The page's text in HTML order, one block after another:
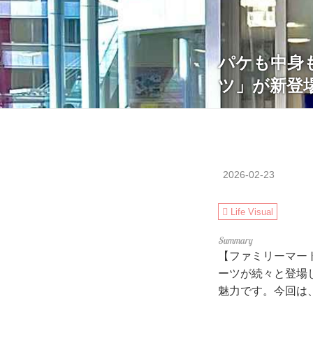
パケも中身
ツ」が新登
2026-02-23
Life Visual
【ファミリーマ
ーツが続々と登場
魅力です。今回は